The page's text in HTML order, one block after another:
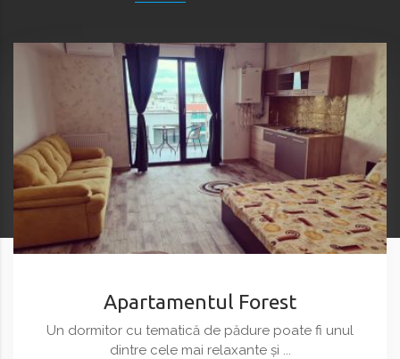
Apartamentul Forest
Un dormitor cu tematică de pădure poate fi unul
dintre cele mai relaxante și ...